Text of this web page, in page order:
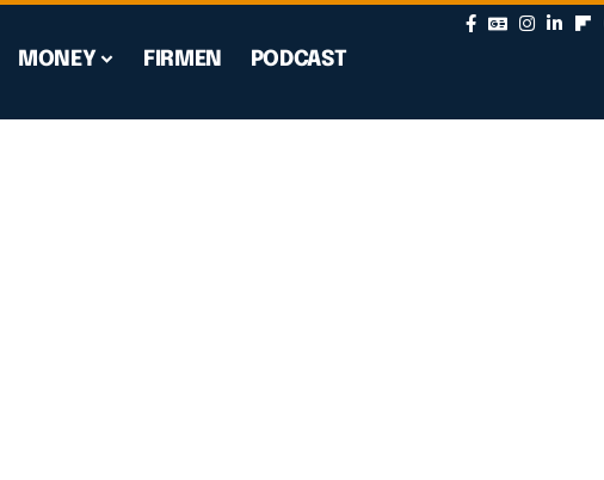
MONEY FIRMEN PODCAST